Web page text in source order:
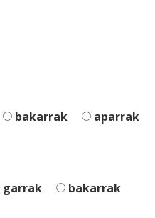
bakarrak aparrak
garrak bakarrak